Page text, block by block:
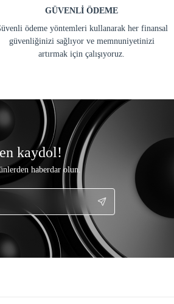
GÜVENLİ ÖDEME
ödeme yöntemleri kullanarak her finansal
güvenliğinizi sağlıyor ve memnuniyetinizi
artırmak için çalışıyoruz.
kaydol!
haberdar olun.